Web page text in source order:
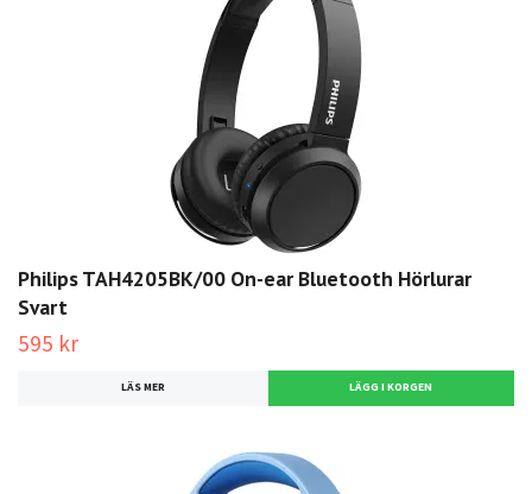
Philips TAH4205BK/00 On-ear Bluetooth Hörlurar
Svart
595 kr
LÄS MER